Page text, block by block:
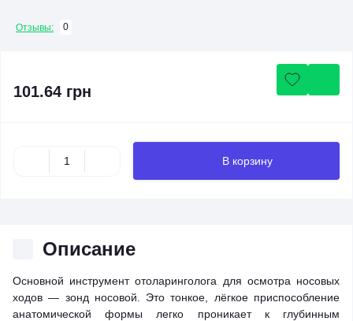
Отзывы: 0
101.64 грн
В корзину
Описание
Основной инструмент отоларинголога для осмотра носовых
ходов — зонд носовой. Это тонкое, лёгкое приспособление
анатомической формы легко проникает к глубинным